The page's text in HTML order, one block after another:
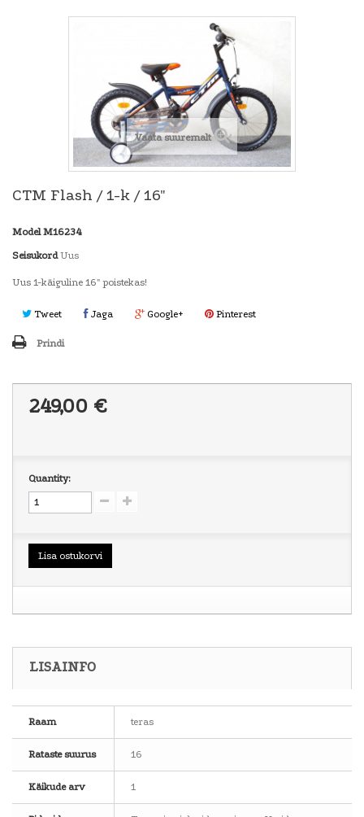
Vaata suuremalt
CTM Flash / 1-k / 16"
Model M16234
Seisukord Uus
Uus 1-käiguline 16" poistekas!
Tweet Jaga Google+ Pinterest
Prindi
249,00 €
Quantity:
Lisa ostukorvi
LISAINFO
Raam teras
Rataste suurus 16
Käikude arv 1